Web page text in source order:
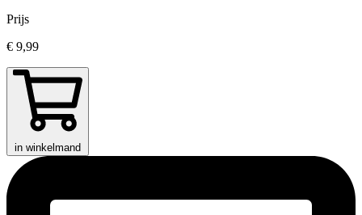
Prijs
€ 9,99
in winkelmand